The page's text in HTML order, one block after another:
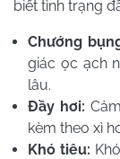
biết tình trạng
Chướng
giác ọc ạch
lâu.
Đầy hơi:
kèm theo xì
Khó tiêu: